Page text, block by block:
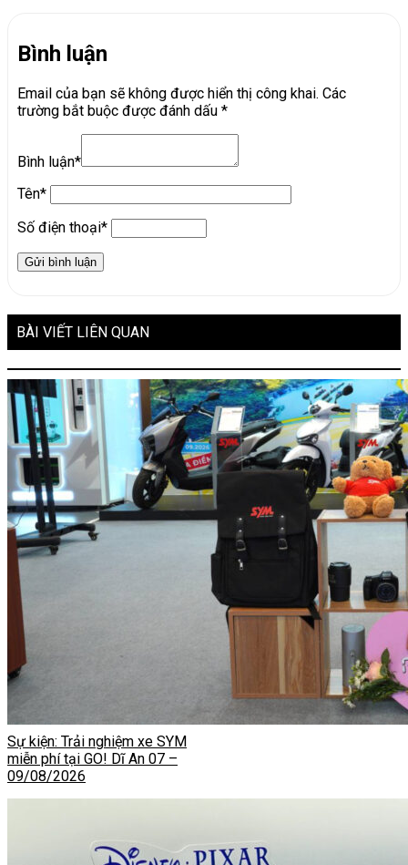
Bình luận
Email của bạn sẽ không được hiển thị công khai. Các
trường bắt buộc được đánh dấu *
Bình luận*
Tên*
Số điện thoại*
BÀI VIẾT LIÊN QUAN
Sự kiện: Trải nghiệm xe SYM
miễn phí tại GO! Dĩ An 07 –
09/08/2026